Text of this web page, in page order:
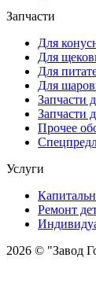
Запчасти
Для
Для
Для
Для
Запчасти
Запчасти
Прочее
Услуги
Ремонт
2026 © "Завод